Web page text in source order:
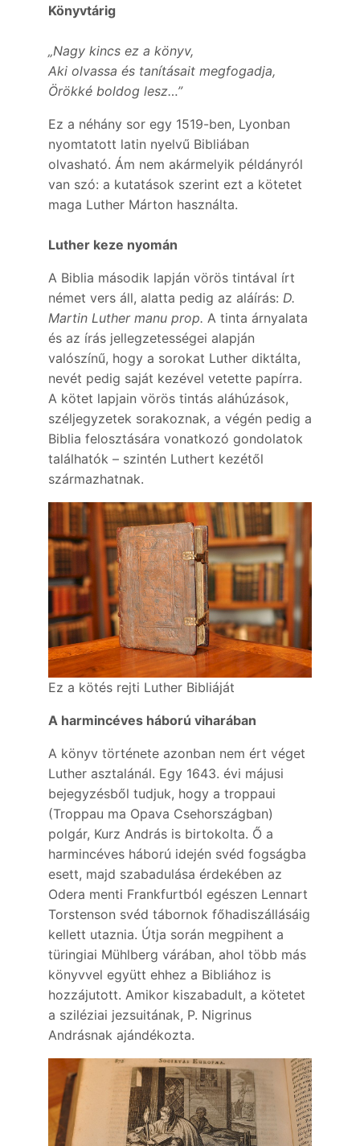
Könyvtárig
„Nagy kincs ez a könyv,
Aki olvassa és tanításait megfogadja,
Örökké boldog lesz…”
Ez a néhány sor egy 1519-ben, Lyonban
nyomtatott latin nyelvű Bibliában
olvasható. Ám nem akármelyik példányról
van szó: a kutatások szerint ezt a kötetet
maga Luther Márton használta.
Luther keze nyomán
A Biblia második lapján vörös tintával írt
német vers áll, alatta pedig az aláírás: D.
Martin Luther manu prop. A tinta árnyalata
és az írás jellegzetességei alapján
valószínű, hogy a sorokat Luther diktálta,
nevét pedig saját kezével vetette papírra.
A kötet lapjain vörös tintás aláhúzások,
széljegyzetek sorakoznak, a végén pedig a
Biblia felosztására vonatkozó gondolatok
találhatók – szintén Luthert kezétől
származhatnak.
Ez a kötés rejti Luther Bibliáját
A harmincéves háború viharában
A könyv története azonban nem ért véget
Luther asztalánál. Egy 1643. évi májusi
bejegyzésből tudjuk, hogy a troppaui
(Troppau ma Opava Csehországban)
polgár, Kurz András is birtokolta. Ő a
harmincéves háború idején svéd fogságba
esett, majd szabadulása érdekében az
Odera menti Frankfurtból egészen Lennart
Torstenson svéd tábornok főhadiszállásáig
kellett utaznia. Útja során megpihent a
türingiai Mühlberg várában, ahol több más
könyvvel együtt ehhez a Bibliához is
hozzájutott. Amikor kiszabadult, a kötetet
a sziléziai jezsuitának, P. Nigrinus
Andrásnak ajándékozta.